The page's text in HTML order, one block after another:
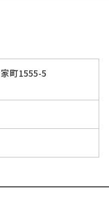
町1555-5